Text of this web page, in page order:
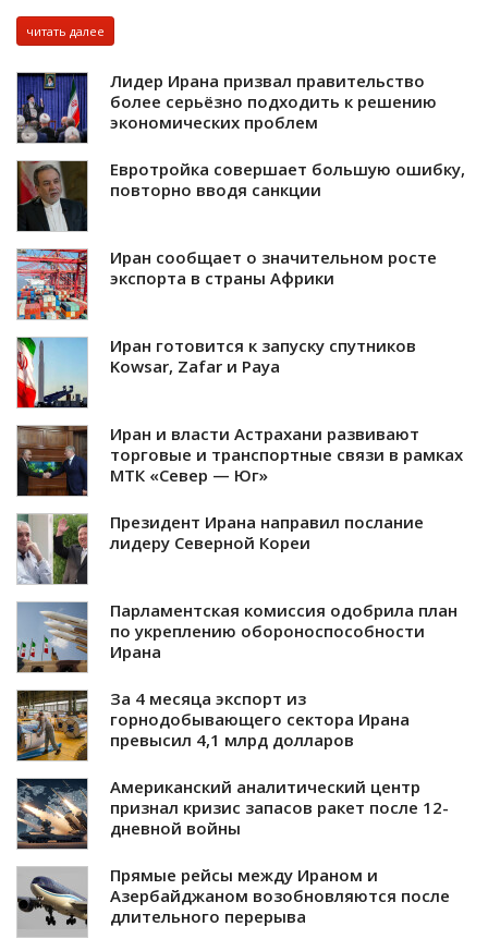
читать далее
Лидер Ирана призвал правительство
более серьёзно подходить к решению
экономических проблем
Евротройка совершает большую ошибку,
повторно вводя санкции
Иран сообщает о значительном росте
экспорта в страны Африки
Иран готовится к запуску спутников
Kowsar, Zafar и Paya
Иран и власти Астрахани развивают
торговые и транспортные связи в рамках
МТК «Север — Юг»
Президент Ирана направил послание
лидеру Северной Кореи
Парламентская комиссия одобрила план
по укреплению обороноспособности
Ирана
За 4 месяца экспорт из
горнодобывающего сектора Ирана
превысил 4,1 млрд долларов
Американский аналитический центр
признал кризис запасов ракет после 12-
дневной войны
Прямые рейсы между Ираном и
Азербайджаном возобновляются после
длительного перерыва